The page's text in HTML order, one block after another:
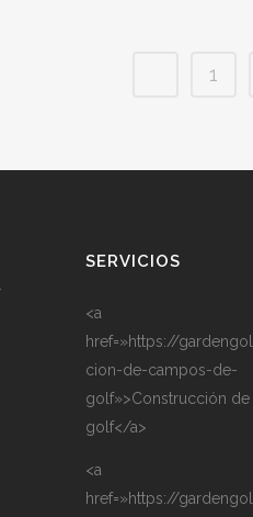
1
SERVICIOS
<a
href=»https://
cion-de-campos-de-
golf»>Construcción
golf</a>
<a
href=»https://